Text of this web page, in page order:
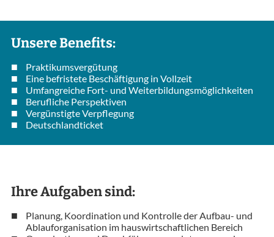
Unsere Benefits:
Praktikumsvergütung
Eine befristete Beschäftigung in Vollzeit
Umfangreiche Fort- und Weiterbildungsmöglichkeiten
Berufliche Perspektiven
Vergünstigte Verpflegung
Deutschlandticket
Ihre Aufgaben sind:
Planung, Koordination und Kontrolle der Aufbau- und
Ablauforganisation im hauswirtschaftlichen Bereich